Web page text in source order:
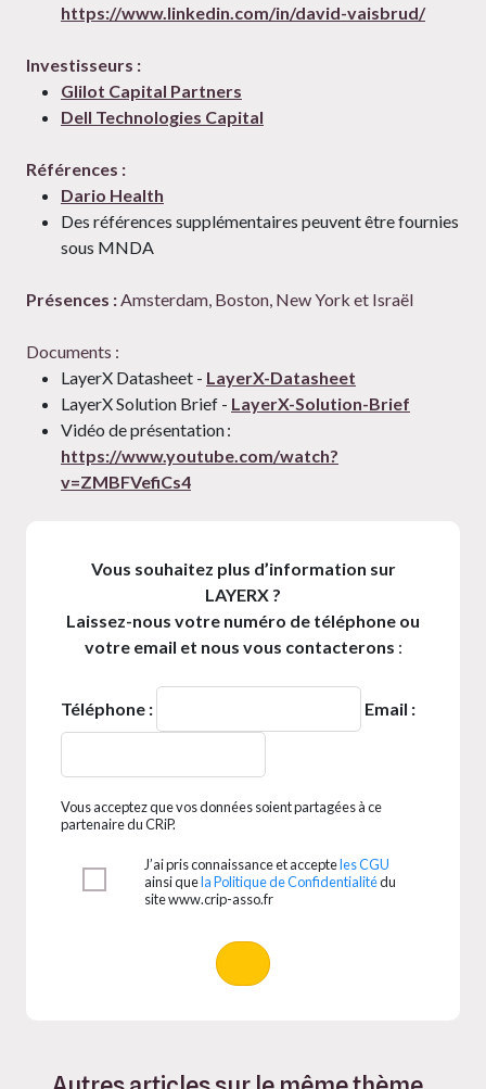
https://www.linkedin.com/in/david-vaisbrud/
Investisseurs :
Glilot Capital Partners
Dell Technologies Capital
Références :
Dario Health
Des références supplémentaires peuvent être fournies
sous MNDA
Présences : Amsterdam, Boston, New York et Israël
Documents :
LayerX Datasheet - LayerX-Datasheet
LayerX Solution Brief - LayerX-Solution-Brief
Vidéo de présentation :
https://www.youtube.com/watch?
v=ZMBFVefiCs4
Vous souhaitez plus d’information sur
LAYERX ?
Laissez-nous votre numéro de téléphone ou
votre email et nous vous contacterons :
Téléphone : Email :
Vous acceptez que vos données soient partagées à ce
partenaire du CRiP.
J’ai pris connaissance et accepteles CGU
ainsi quela Politique de Confidentialitédu
site www.crip-asso.fr